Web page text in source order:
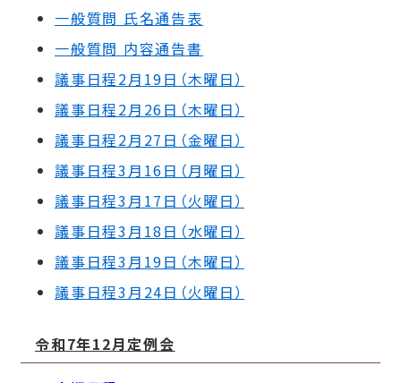
一般質問 氏名通告表
一般質問 内容通告書
議事日程2月19日（木曜日）
議事日程2月26日（木曜日）
議事日程2月27日（金曜日）
議事日程3月16日（月曜日）
議事日程3月17日（火曜日）
議事日程3月18日（水曜日）
議事日程3月19日（木曜日）
議事日程3月24日（火曜日）
令和7年12月定例会